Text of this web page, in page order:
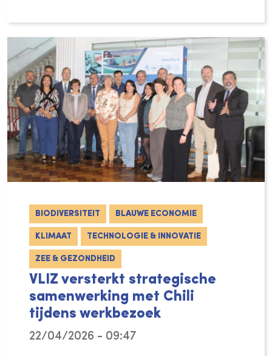
BIODIVERSITEIT BLAUWE ECONOMIE
KLIMAAT TECHNOLOGIE & INNOVATIE
ZEE & GEZONDHEID
VLIZ versterkt strategische
samenwerking met Chili
tijdens werkbezoek
22/04/2026 - 09:47